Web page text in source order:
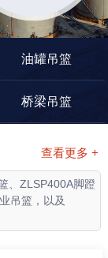
油罐吊篮
桥梁吊篮
查看更多 +
、ZLSP400A脚蹬
吊篮，以及